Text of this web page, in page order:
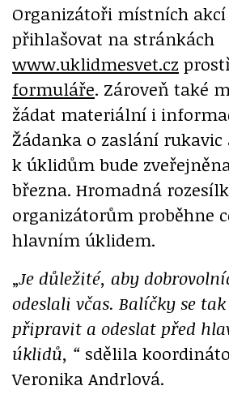
Organizátoři místních
přihlašovat na stránkách
www.uklidmesvet.cz
formuláře. Zároveň také
žádat materiální i
Žádanka o zaslání rukavic
k úklidům bude
března. Hromadná
organizátorům proběhne
hlavním úklidem.
„Je důležité, aby
odeslali včas. Balíčky se
připravit a odeslat před
úklidů, “ sdělila
Veronika Andrlová.